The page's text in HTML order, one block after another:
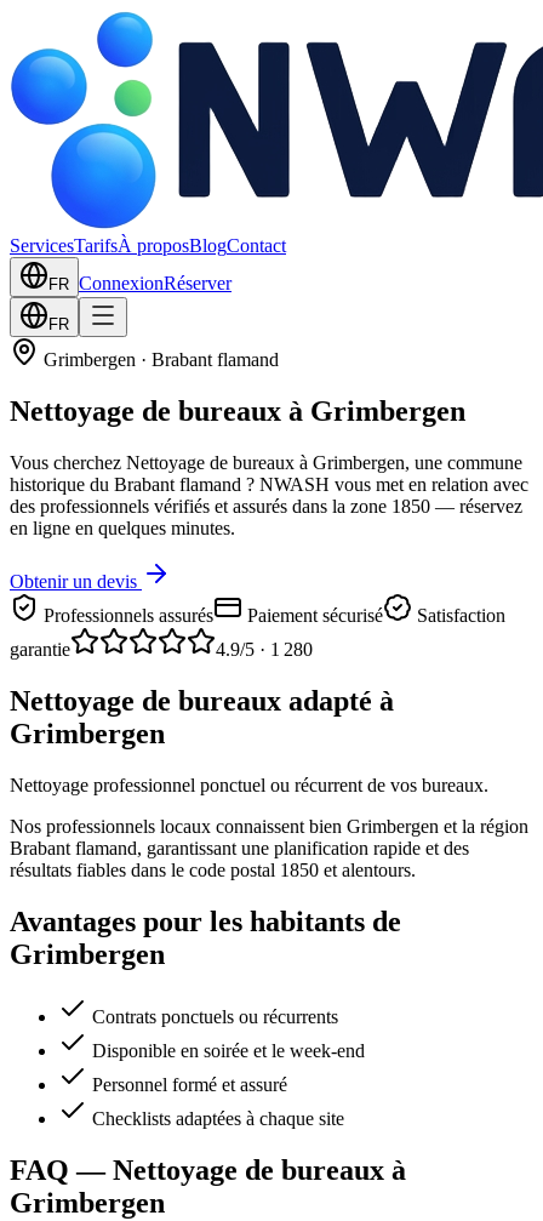
ServicesTarifsÀ proposBlogContact
FR ConnexionRéserver
FR
Grimbergen · Brabant flamand
Nettoyage de bureaux à Grimbergen
Vous cherchez Nettoyage de bureaux à Grimbergen, une commune
historique du Brabant flamand ? NWASH vous met en relation avec
des professionnels vérifiés et assurés dans la zone 1850 — réservez
en ligne en quelques minutes.
Obtenir un devis
Professionnels assurés
Paiement sécurisé
Satisfaction
garantie
4.9/5 · 1 280
Nettoyage de bureaux adapté à
Grimbergen
Nettoyage professionnel ponctuel ou récurrent de vos bureaux.
Nos professionnels locaux connaissent bien Grimbergen et la région
Brabant flamand, garantissant une planification rapide et des
résultats fiables dans le code postal 1850 et alentours.
Avantages pour les habitants de
Grimbergen
Contrats ponctuels ou récurrents
Disponible en soirée et le week-end
Personnel formé et assuré
Checklists adaptées à chaque site
FAQ — Nettoyage de bureaux à
Grimbergen